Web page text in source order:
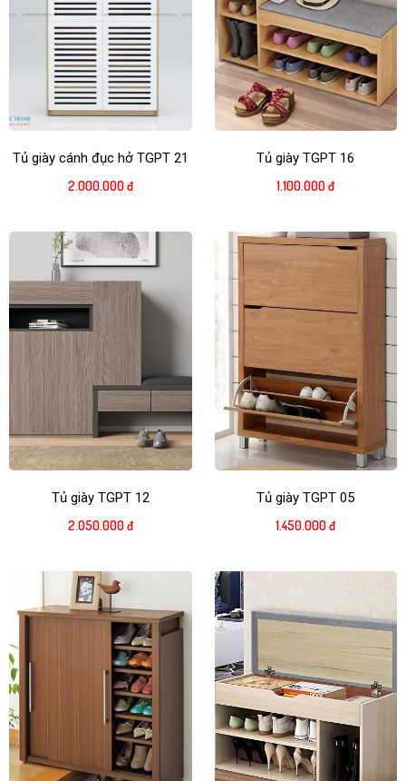
TẠI SAO BẠN NÊN CHỌN MUA NỘI THẤT VĂN PHÒNG
TẠI PHÚC THỊNH?
Giao hàng trong ngày
Miễn phí tư vấn, lắp đặt
Chất lượng sản phẩm đảm bảo
Kho hàng da dạng, phong phú
Liên hệ hotline0983.282.680 để được báo giá tốt nhất!
Tủ giày cánh đục hở TGPT 21
2.000.000 đ
Tủ giày TGPT 16
1.100.000 đ
Tủ giày TGPT 12
2.050.000 đ
Tủ giày TGPT 05
1.450.000 đ